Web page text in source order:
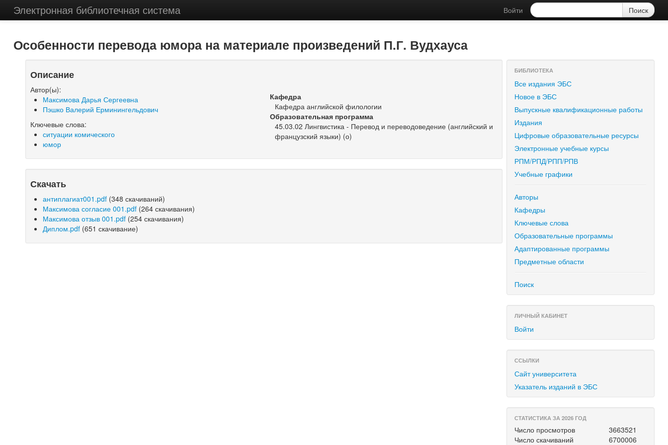
Электронная библиотечная система Войти
Особенности перевода юмора на материале произведений П.Г. Вудхауса
Описание
Автор(ы):
Максимова Дарья Сергеевна
Пэшко Валерий Ерминингельдович
Ключевые слова:
ситуации комического
юмор
Кафедра
Кафедра английской филологии
Образовательная программа
45.03.02 Лингвистика - Перевод и переводоведение (английский и
французский языки) (о)
Скачать
антиплагиат001.pdf (348 скачиваний)
Максимова согласие 001.pdf (264 скачивания)
Максимова отзыв 001.pdf (254 скачивания)
Диплом.pdf (651 скачивание)
БИБЛИОТЕКА
Все издания ЭБС
Новое в ЭБС
Выпускные квалификационные работы
Издания
Цифровые образовательные ресурсы
Электронные учебные курсы
РПМ/РПД/РПП/РПВ
Учебные графики
Авторы
Кафедры
Ключевые слова
Образовательные программы
Адаптированные программы
Предметные области
Поиск
ЛИЧНЫЙ КАБИНЕТ
Войти
ССЫЛКИ
Сайт университета
Указатель изданий в ЭБС
СТАТИСТИКА ЗА 2026 ГОД
Число просмотров
3663521
Число скачиваний
6700006